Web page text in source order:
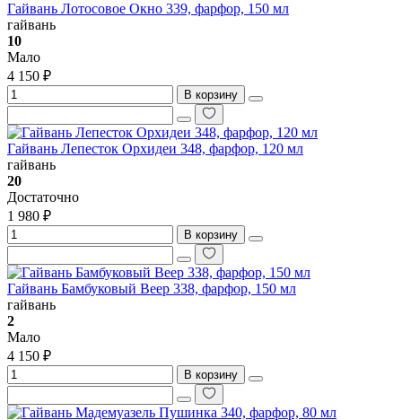
Гайвань Лотосовое Окно 339, фарфор, 150 мл
гайвань
10
Мало
4 150 ₽
В корзину
Гайвань Лепесток Орхидеи 348, фарфор, 120 мл
гайвань
20
Достаточно
1 980 ₽
В корзину
Гайвань Бамбуковый Веер 338, фарфор, 150 мл
гайвань
2
Мало
4 150 ₽
В корзину